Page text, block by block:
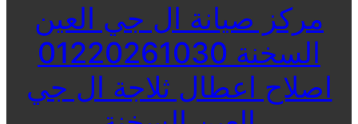
مركز صيانة ال جي العين
السخنة 01220261030
اصلاح اعطال ثلاجة ال جي